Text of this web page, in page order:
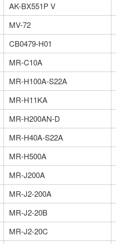
AK-BX551P V
MV-72
CB0479-H01
MR-C10A
MR-H100A-S22A
MR-H11KA
MR-H200AN-D
MR-H40A-S22A
MR-H500A
MR-J200A
MR-J2-200A
MR-J2-20B
MR-J2-20C